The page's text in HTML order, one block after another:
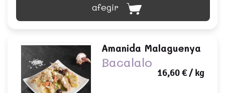
afegir
Amanida Malaguenya
Bacalalo
16,60 €/ kg